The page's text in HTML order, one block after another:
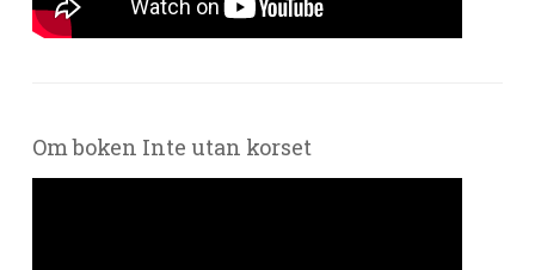
Om boken Inte utan korset